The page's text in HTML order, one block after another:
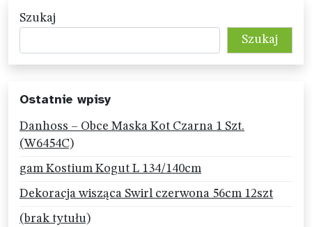
Szukaj
Szukaj
Ostatnie wpisy
Danhoss – Obce Maska Kot Czarna 1 Szt.
(W6454C)
gam Kostium Kogut L 134/140cm
Dekoracja wisząca Swirl czerwona 56cm 12szt
(brak tytułu)